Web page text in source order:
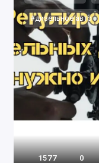
#дизельное авто
1577 0